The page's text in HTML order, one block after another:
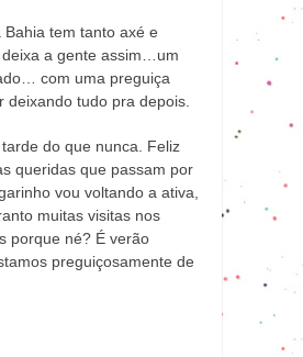
Bahia tem tanto axé e
a gente assim…um
com uma preguiça
deixando tudo pra depois.
do que nunca. Feliz
queridas que passam por
vou voltando a ativa,
muitas visitas nos
porque né? É verão
preguiçosamente de